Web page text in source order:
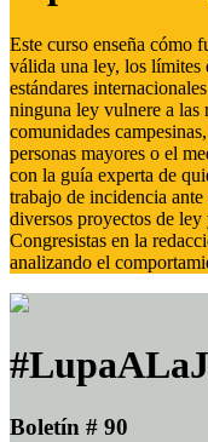
Este curso enseña cómo
válida una ley, los
estándares
ninguna ley vulnere a las
comunidades
personas mayores o el
con la guía experta de
trabajo de incidencia
diversos proyectos de
Congresistas en la
analizando el
Boletín # 90